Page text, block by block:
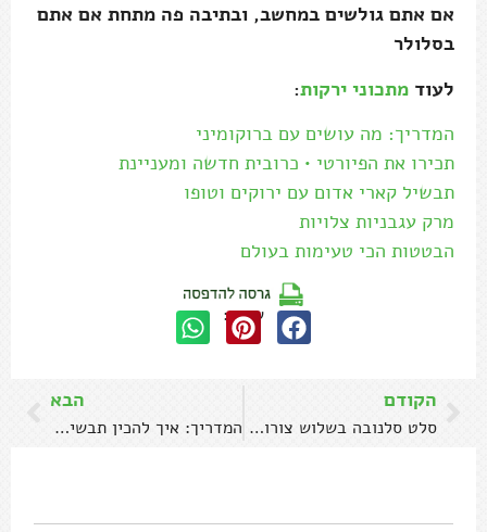
אם אתם גולשים במחשב, ובתיבה פה מתחת אם אתם
בסלולר
לעוד מתכוני ירקות:
המדריך: מה עושים עם ברוקומיני
תכירו את הפיורטי • כרובית חדשה ומעניינת
תבשיל קארי אדום עם ירוקים וטופו
מרק עגבניות צלויות
הבטטות הכי טעימות בעולם
שתפו:
הקודם
סלט סלנובה בשלוש צורות הגשה • מדריך + מתכון
הבא
המדריך: איך להכין תבשיל צ'ילי קון קרנה מושלם